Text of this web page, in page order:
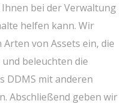
bei der Verwaltung
helfen kann. Wir
von Assets ein, die
beleuchten die
DDMS mit anderen
Abschließend geben wir